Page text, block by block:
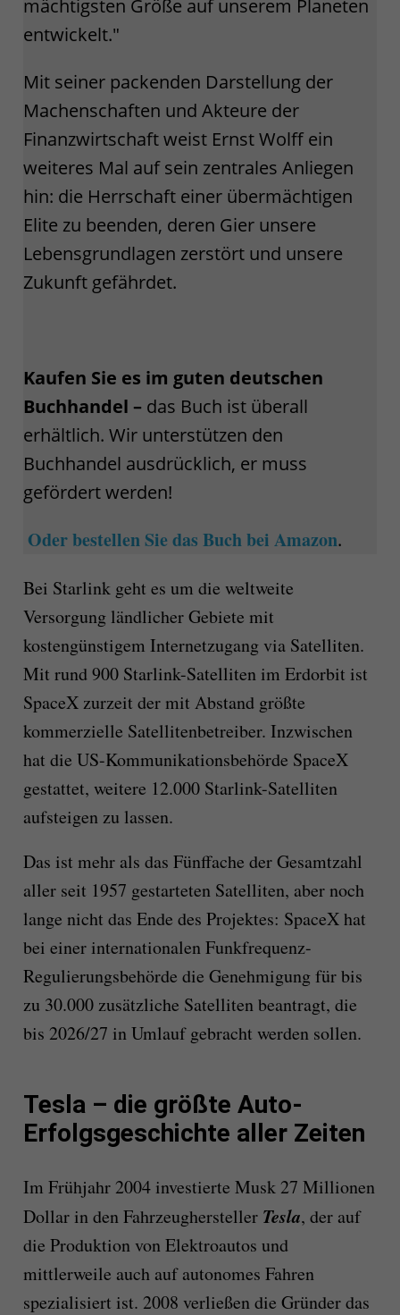
mächtigsten Größe auf unserem Planeten
entwickelt."
Mit seiner packenden Darstellung der
Machenschaften und Akteure der
Finanzwirtschaft weist Ernst Wolff ein
weiteres Mal auf sein zentrales Anliegen
hin: die Herrschaft einer übermächtigen
Elite zu beenden, deren Gier unsere
Lebensgrundlagen zerstört und unsere
Zukunft gefährdet.
Kaufen Sie es im guten deutschen
Buchhandel – das Buch ist überall
erhältlich. Wir unterstützen den
Buchhandel ausdrücklich, er muss
gefördert werden!
Oder bestellen Sie das Buch bei Amazon.
Bei Starlink geht es um die weltweite
Versorgung ländlicher Gebiete mit
kostengünstigem Internetzugang via Satelliten.
Mit rund 900 Starlink-Satelliten im Erdorbit ist
SpaceX zurzeit der mit Abstand größte
kommerzielle Satellitenbetreiber. Inzwischen
hat die US-Kommunikationsbehörde SpaceX
gestattet, weitere 12.000 Starlink-Satelliten
aufsteigen zu lassen.
Das ist mehr als das Fünffache der Gesamtzahl
aller seit 1957 gestarteten Satelliten, aber noch
lange nicht das Ende des Projektes: SpaceX hat
bei einer internationalen Funkfrequenz-
Regulierungsbehörde die Genehmigung für bis
zu 30.000 zusätzliche Satelliten beantragt, die
bis 2026/27 in Umlauf gebracht werden sollen.
Tesla – die größte Auto-
Erfolgsgeschichte aller Zeiten
Im Frühjahr 2004 investierte Musk 27 Millionen
Dollar in den Fahrzeughersteller Tesla, der auf
die Produktion von Elektroautos und
mittlerweile auch auf autonomes Fahren
spezialisiert ist. 2008 verließen die Gründer das